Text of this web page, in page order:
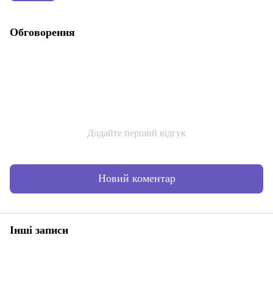
Обговорення
Додайте перший відгук
Новий коментар
Інші записи